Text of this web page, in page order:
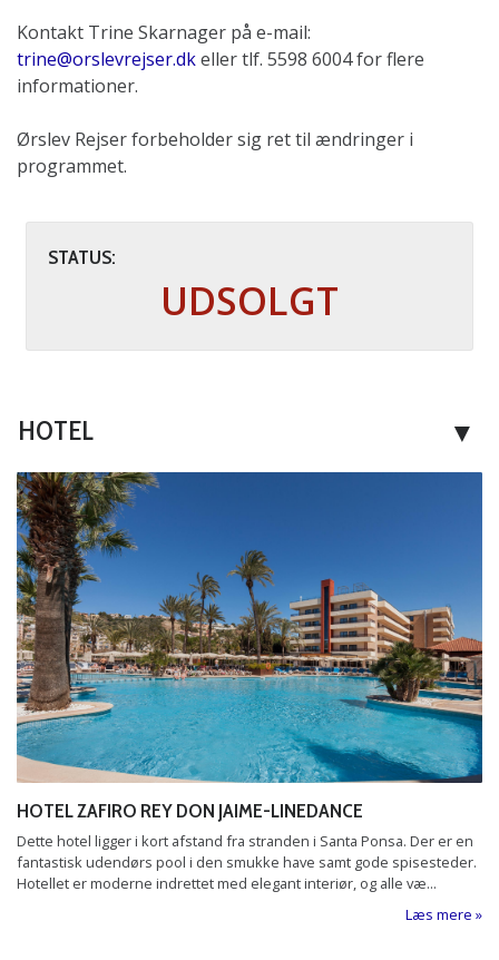
Kontakt Trine Skarnager på e-mail:
trine@orslevrejser.dkeller tlf. 5598 6004 for flere
informationer.
Ørslev Rejser forbeholder sig ret til ændringer i
programmet.
STATUS:
UDSOLGT
E-mail:
Facebook:
orslevrejser
LinkedIn:
orslev rejser
Adresse:
Ørslev Gruppe og
Specialrejser A/S
Københavnsvej 347
DK-4760Vordingborg
Kontaktformular
HOTEL
HOTEL ZAFIRO REY DON JAIME-LINEDANCE
Dette hotel ligger i kort afstand fra stranden i Santa Ponsa. Der er en
fantastisk udendørs pool i den smukke have samt gode spisesteder.
Hotellet er moderne indrettet med elegant interiør, og alle væ...
Læs mere